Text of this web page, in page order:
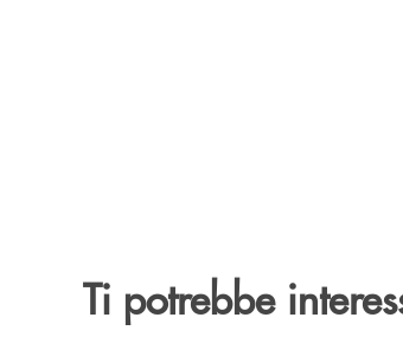
Ti potrebbe